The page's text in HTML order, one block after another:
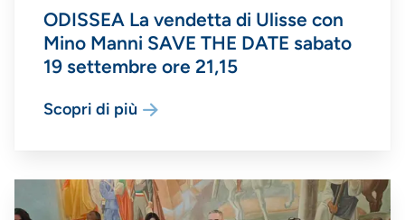
ODISSEA La vendetta di Ulisse con
Mino Manni SAVE THE DATE sabato
19 settembre ore 21,15
Scopri di più